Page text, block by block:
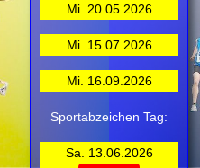
Mi. 20.05.2026
Mi. 15.07.2026
Mi. 16.09.2026
Sportabzeichen Tag:
Sa. 13.06.2026